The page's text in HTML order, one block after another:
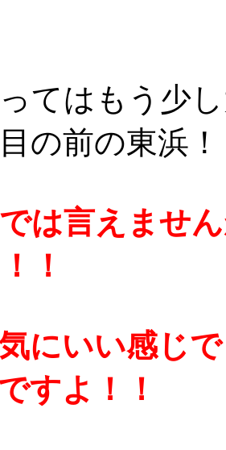
てはもう少
の前の東浜
は言えませ
！
にいい感じ
すよ！！